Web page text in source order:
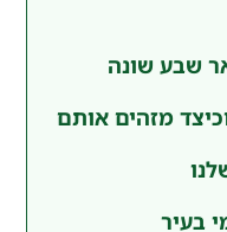
שבע שונה
מזהים אותם
בעיר